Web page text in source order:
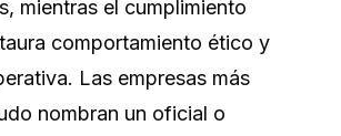
mientras el cumplimiento
comportamiento ético y
Las empresas más
nombran un oficial o